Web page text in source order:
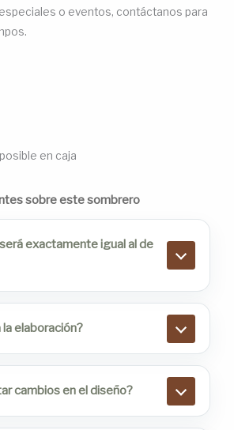
o eventos, contáctanos para
en caja
sobre este sombrero
exactamente igual al de
elaboración?
cambios en el diseño?